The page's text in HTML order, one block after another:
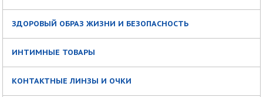
ЗДОРОВЫЙ ОБРАЗ ЖИЗНИ И БЕЗОПАСНОСТЬ
ИНТИМНЫЕ ТОВАРЫ
КОНТАКТНЫЕ ЛИНЗЫ И ОЧКИ